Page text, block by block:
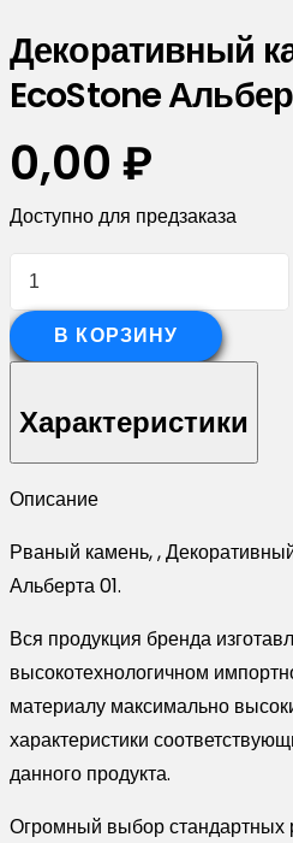
Декоративный
EcoStone
0,00 ₽
Доступно для предзаказа
Количество
Декоративный
камень
Альберта
01
В КОРЗИНУ
Характеристики
Описание
Рваный камень, ,
Альберта 01.
Вся продукция бренда
высокотехнологичном
материалу максимально
характеристики
данного продукта.
Огромный выбор стандартных